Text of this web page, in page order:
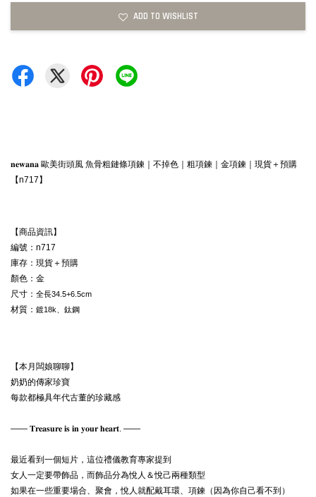
ADD TO WISHLIST
𝐧𝐞𝐰𝐚𝐧𝐚 歐美街頭風 魚骨粗鏈條項鍊｜不掉色｜粗項鍊｜金項鍊｜現貨＋預購
【n717】
【商品資訊】
編號：n717
庫存：現貨＋預購
顏色：金
尺寸： 全長34.5+6.5cm
材質： 鍍18k、鈦鋼
【本月闆娘聊聊】
奶奶的傳家珍寶
每款都極具年代古董的珍藏感
—— 𝐓𝐫𝐞𝐚𝐬𝐮𝐫𝐞 𝐢𝐬 𝐢𝐧 𝐲𝐨𝐮𝐫 𝐡𝐞𝐚𝐫𝐭. ——
最近看到一個短片，這位禮儀教育專家提到
女人一定要帶飾品，而飾品分為悅人＆悅己兩種類型
如果在一些重要場合、聚會，悅人就配戴耳環、項鍊（因為你自己看不到）